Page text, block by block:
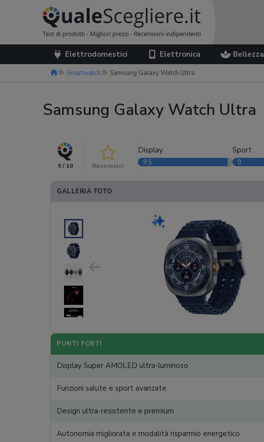
Elettrodomestici Elettronica Bellezza
Smartwatch Samsung Galaxy Watch Ultra
Samsung Galaxy Watch Ultra
9 / 10 Recensisci
Display
9.5
Sport
9
GALLERIA FOTO
PUNTI FORTI
Display Super AMOLED ultra-luminoso
Funzioni salute e sport avanzate
Design ultra-resistente e premium
Autonomia migliorata e modalità risparmio energetico